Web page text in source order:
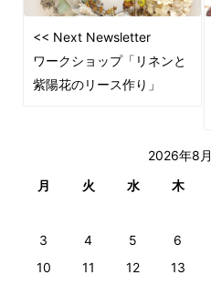
<< Next Newsletter
ワークショップ「リネンと
紫陽花のリース作り」
2026年8月
月
火 水 木
3
4 5 6
10
11 12 13